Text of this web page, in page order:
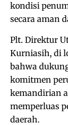
kondisi
secara aman
Plt. Direktur
Kurniasih, di
bahwa
komitmen
kemandirian
memperluas
daerah.